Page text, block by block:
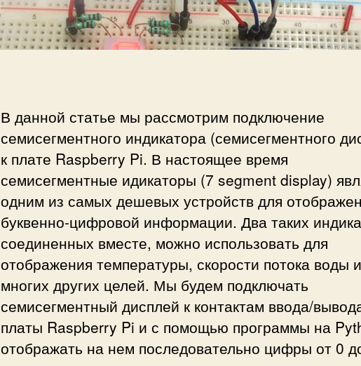
с
и
и
д
к
л
ю
е
м
и
с
м
н
т
о
В данной статье мы рассмотрим подключение
семисегментного индикатора (семисегментного
к плате Raspberry Pi. В настоящее время
семисегментные идикаторы (7 segment display)
одним из самых дешевых устройств для
буквенно-цифровой информации. Два таких
соединенных вместе, можно использовать для
отображения температуры, скорости потока воды и
многих других целей. Мы будем подключать
семисегментный дисплей к контактам ввода/
платы Raspberry Pi и с помощью программы на
отображать на нем последовательно цифры от 0